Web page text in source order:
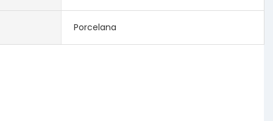
Porcelana